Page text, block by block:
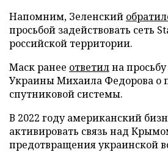
Напомним, Зеленский
просьбой задействовать сеть
российской территории.
Маск ранее ответилна
Украины Михаила Федорова о
спутниковой системы.
В 2022 году американский
активировать связь над
предотвращения украинской